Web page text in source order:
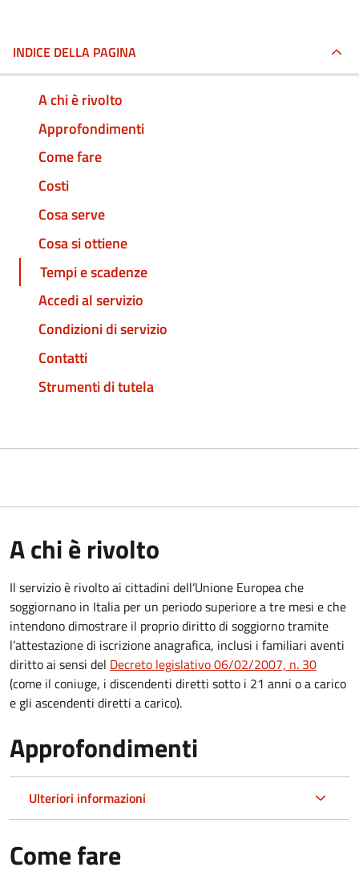
INDICE DELLA PAGINA
A chi è rivolto
Approfondimenti
Come fare
Costi
Cosa serve
Cosa si ottiene
Tempi e scadenze
Accedi al servizio
Condizioni di servizio
Contatti
Strumenti di tutela
A chi è rivolto
Il servizio è rivolto ai cittadini dell’Unione Europea che
soggiornano in Italia per un periodo superiore a tre mesi e che
intendono dimostrare il proprio diritto di soggiorno tramite
l’attestazione di iscrizione anagrafica, inclusi i familiari aventi
diritto ai sensi del Decreto legislativo 06/02/2007, n. 30
(come il coniuge, i discendenti diretti sotto i 21 anni o a carico
e gli ascendenti diretti a carico).
Approfondimenti
Ulteriori informazioni
Come fare